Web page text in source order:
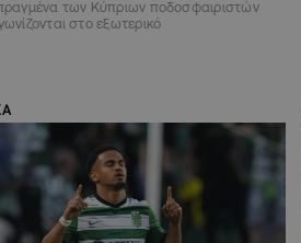
των Κύπριων ποδοσφαιριστών
στο εξωτερικό